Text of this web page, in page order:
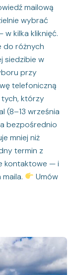
mailową
wybrać
kilka kliknięć.
do różnych
siedzibie w
przy
telefoniczną
którzy
(8–13 września
bezpośrednio
mniej niż
termin z
kontaktowe — i
Umów